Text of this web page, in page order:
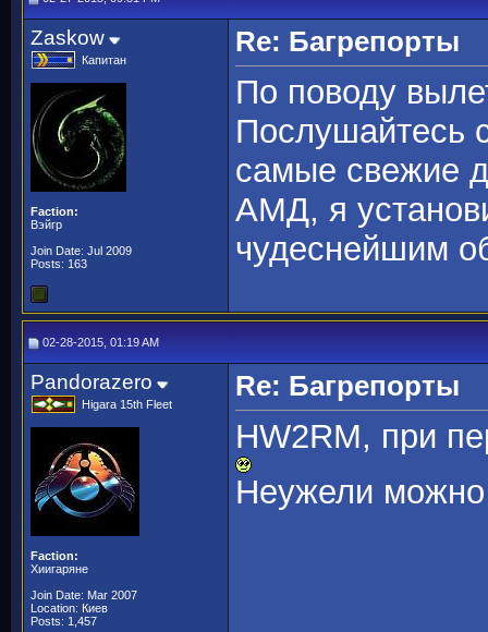
Zaskow
Капитан
Faction:
Вэйгр
Join Date: Jul 2009
Posts: 163
Re: Багрепорты
По поводу
Послушайтесь
самые свежие
АМД, я
чудеснейшим
02-28-2015, 01:19 AM
Pandorazero
Higara 15th Fleet
Faction:
Хиигаряне
Join Date: Mar 2007
Location: Киев
Posts: 1,457
Re: Багрепорты
HW2RM, при
Неужели можно